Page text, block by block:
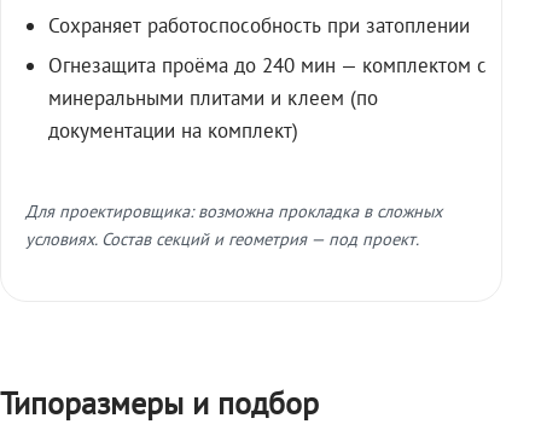
Сохраняет работоспособность при затоплении
Огнезащита проёма до 240 мин — комплектом с
минеральными плитами и клеем (по
документации на комплект)
Для проектировщика: возможна прокладка в сложных
условиях. Состав секций и геометрия — под проект.
Типоразмеры и подбор